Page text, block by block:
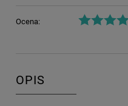
Ocena:
OPIS